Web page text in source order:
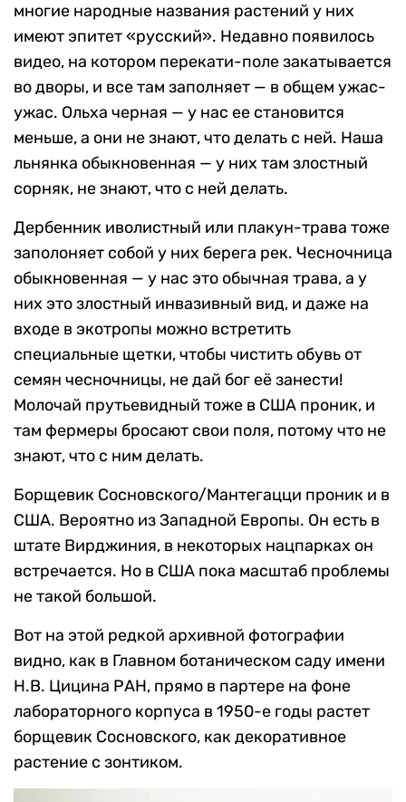
многие народные названия растений у них
имеют эпитет «русский». Недавно появилось
видео, на котором перекати-поле закатывается
во дворы, и все там заполняет — в общем ужас-
ужас. Ольха черная — у нас ее становится
меньше, а они не знают, что делать с ней. Наша
льнянка обыкновенная — у них там злостный
сорняк, не знают, что с ней делать.
Дербенник иволистный или плакун-трава тоже
заполоняет собой у них берега рек. Чесночница
обыкновенная — у нас это обычная трава, а у
них это злостный инвазивный вид, и даже на
входе в экотропы можно встретить
специальные щетки, чтобы чистить обувь от
семян чесночницы, не дай бог её занести!
Молочай прутьевидный тоже в США проник, и
там фермеры бросают свои поля, потому что не
знают, что с ним делать.
Борщевик Сосновского/Мантегацци проник и в
США. Вероятно из Западной Европы. Он есть в
штате Вирджиния, в некоторых нацпарках он
встречается. Но в США пока масштаб проблемы
не такой большой.
Вот на этой редкой архивной фотографии
видно, как в Главном ботаническом саду имени
Н.В. Цицина РАН, прямо в партере на фоне
лабораторного корпуса в 1950-е годы растет
борщевик Сосновского, как декоративное
растение с зонтиком.